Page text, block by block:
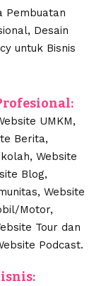
Pembuatan
Desain
untuk Bisnis
UMKM,
Berita,
Website
Blog,
Website
Motor,
Tour dan
Podcast.